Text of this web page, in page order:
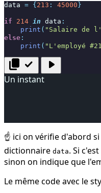
data = { 213 : 45000 }
if 214 in data :
print ( "Salaire de
else :
print ( "L'employé
content_copy check play_arrow
Un instant
☝️ ici on vérifie d'abord
dictionnaire data. Si
sinon on indique que
Le même code avec le